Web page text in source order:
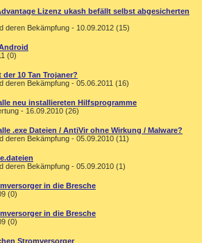
Lizenz ukash befällt selbst abgesicherten
deren Bekämpfung - 10.09.2012 (15)
(0)
10 Tan Trojaner?
deren Bekämpfung - 05.06.2011 (16)
neu installiereten Hilfsprogramme
- 16.09.2010 (26)
.exe Dateien / AntiVir ohne Wirkung / Malware?
deren Bekämpfung - 05.09.2010 (11)
deren Bekämpfung - 05.09.2010 (1)
in die Bresche
(0)
in die Bresche
(0)
Stromversorger